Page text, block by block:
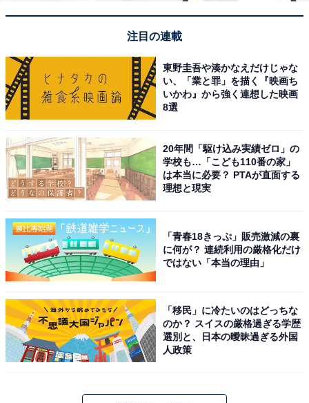
注目の連載
東野圭吾や湊かなえだけじゃな
い、「業と罪」を描く『映画ち
いかわ』から強く連想した映画
8選
20年間「駆け込み実績ゼロ」の
学校も…「こども110番の家」
は本当に必要？ PTAが直面する
理想と現実
「青春18きっぷ」販売激減の裏
に何が？ 連続利用の厳格化だけ
ではない「本当の理由」
「移民」に冷たいのはどっちな
のか？ スイスの厳格過ぎる学歴
選別と、日本の曖昧過ぎる外国
人政策